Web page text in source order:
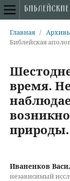
Главная /
Библейская
время.
природы.
Иваненков
независимый